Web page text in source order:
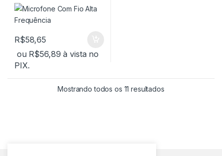
R$58,65
ou R$56,89 à vista no
PIX.
Mostrando todos os 11 resultados